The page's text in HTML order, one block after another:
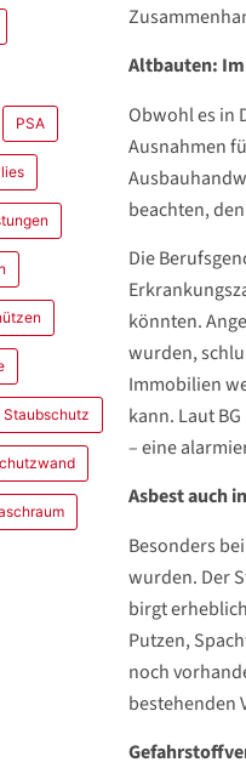
PSA
Staubschutz
Altbauten:
Obwohl es in
Ausnahmen
beachten,
Die
könnten.
wurden,
Immobilien
kann. Laut
– eine
Asbest auch
Besonders
wurden. Der
birgt
Putzen,
noch
bestehenden